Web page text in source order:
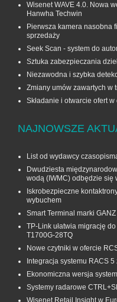
Wisenet WAVE 4.0. Nowa
Hanwha Techwin
Pierwsza kamera nasobna
sprzedaży
Seek Scan - system do
Sztuka zabezpieczania
Niezawodna i szybka
Zmiany umów zawartych w
Składanie i otwarcie ofert
NAJNOWSZE
List od wydawcy
Dwudziesta
wodą (IWMC) odbędzie się
Iskrobezpieczne
wybuchem
Smart Terminal marki
TP-Link ułatwia migrację
T1700G‑28TQ
Nowe czytniki w ofercie
Integracja systemu RACS
Ekonomiczna wersja
Systemy radarowe